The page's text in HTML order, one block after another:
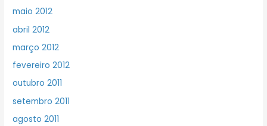
maio 2012
abril 2012
março 2012
fevereiro 2012
outubro 2011
setembro 2011
agosto 2011